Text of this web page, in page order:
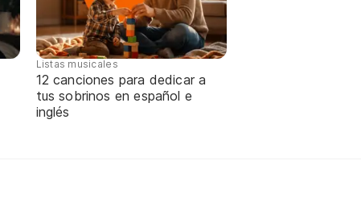
Listas musicales
12 canciones para dedicar a
tus sobrinos en español e
inglés